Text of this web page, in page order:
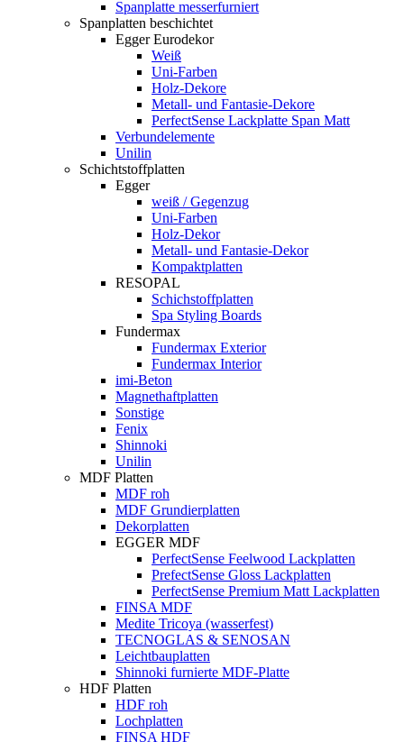
Spanplatte messerfurniert
Spanplatten beschichtet
Egger Eurodekor
Weiß
Uni-Farben
Holz-Dekore
Metall- und Fantasie-Dekore
PerfectSense Lackplatte Span Matt
Verbundelemente
Unilin
Schichtstoffplatten
Egger
weiß / Gegenzug
Uni-Farben
Holz-Dekor
Metall- und Fantasie-Dekor
Kompaktplatten
RESOPAL
Schichstoffplatten
Spa Styling Boards
Fundermax
Fundermax Exterior
Fundermax Interior
imi-Beton
Magnethaftplatten
Sonstige
Fenix
Shinnoki
Unilin
MDF Platten
MDF roh
MDF Grundierplatten
Dekorplatten
EGGER MDF
PerfectSense Feelwood Lackplatten
PrefectSense Gloss Lackplatten
PerfectSense Premium Matt Lackplatten
FINSA MDF
Medite Tricoya (wasserfest)
TECNOGLAS & SENOSAN
Leichtbauplatten
Shinnoki furnierte MDF-Platte
HDF Platten
HDF roh
Lochplatten
FINSA HDF